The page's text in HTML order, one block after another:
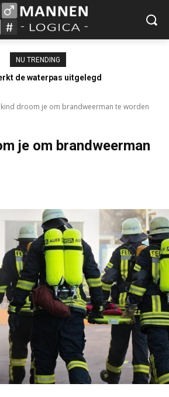
NU TRENDING
de waterpas uitgelegd
droom je om brandweerman te worden
je om brandweerman